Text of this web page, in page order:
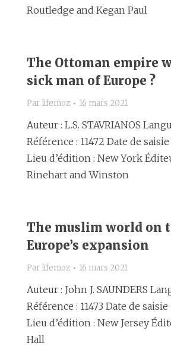
Routledge and Kegan Paul
The Ottoman empire
sick man of Europe ?
Par lifemoz 16 mars 2021
Auteur : L.S. STAVRIANOS
Référence : 11472 Date de
Lieu d’édition : New York
Rinehart and Winston
The muslim world on
Europe’s expansion
Par lifemoz 16 mars 2021
Auteur : John J. SAUNDERS
Référence : 11473 Date de saisie
Lieu d’édition : New Jersey
Hall